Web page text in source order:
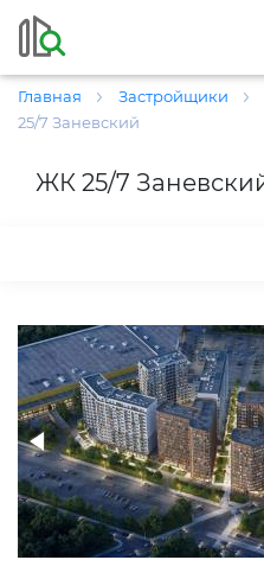
Главная Застройщики
25/7 Заневский
ЖК 25/7